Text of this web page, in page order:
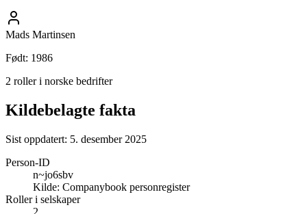
Mads Martinsen
Født: 1986
2 roller i norske bedrifter
Kildebelagte fakta
Sist oppdatert: 5. desember 2025
Person-ID
n~jo6sbv
Kilde: Companybook personregister
Roller i selskaper
2